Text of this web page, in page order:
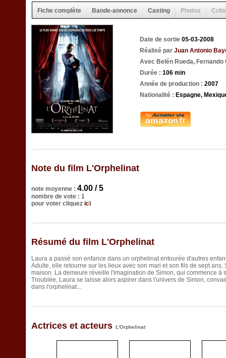
Fiche complète Bande-annonce Casting Photos
Date de sortie 05-03-2008
Réalisé par Juan Antonio
Avec Belén Rueda,
Durée : 106 min
Année de production : 2007
Nationalité : Espagne,
Note du film L'Orphelinat
note moyenne : 4.00 / 5
nombre de vote : 1
pour voter cliquez ici
Résumé du film L'Orphelinat
Laura a passé son enfance dans un orphelinat entourée d'autres
Adulte, elle retourne sur les lieux avec son mari et son fils de sept
maison. La demeure réveille l'imagination de Simon, qui commence à
Troublée, Laura se laisse alors aspirer dans l'univers de Simon,
dans l'orphelinat...
Actrices et acteurs L'Orphelinat